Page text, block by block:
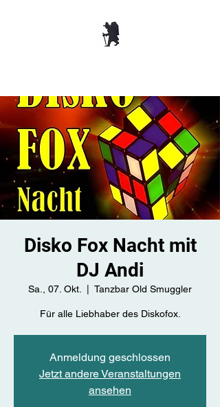
Disko Fox Nacht mit
DJ Andi
Sa., 07. Okt. Tanzbar Old Smuggler
Für alle Liebhaber des Diskofox.
Anmeldung geschlossen
Jetzt andere Veranstaltungen
ansehen